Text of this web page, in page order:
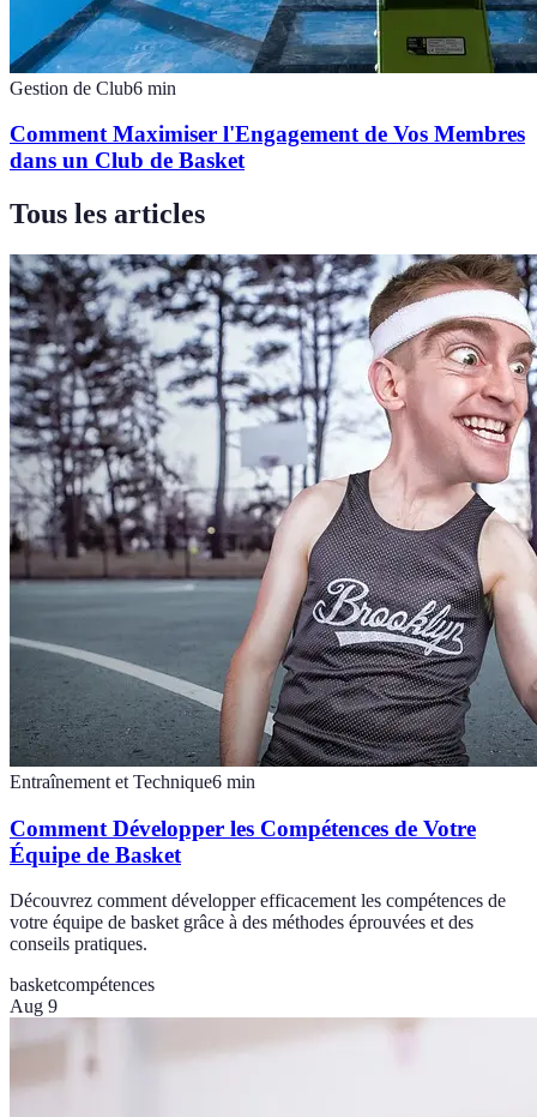
Gestion de Club6 min
Comment Maximiser l'Engagement de Vos Membres
dans un Club de Basket
Tous les articles
Entraînement et Technique6 min
Comment Développer les Compétences de Votre
Équipe de Basket
Découvrez comment développer efficacement les compétences de
votre équipe de basket grâce à des méthodes éprouvées et des
conseils pratiques.
basketcompétences
Aug 9